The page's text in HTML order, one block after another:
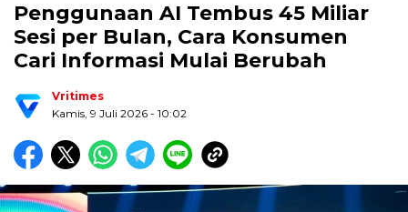
Penggunaan AI Tembus 45 Miliar
Sesi per Bulan, Cara Konsumen
Cari Informasi Mulai Berubah
Vritimes
Kamis, 9 Juli 2026 - 10:02